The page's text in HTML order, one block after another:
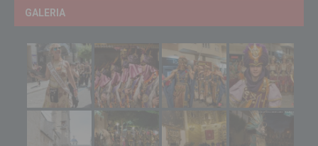
GALERIA